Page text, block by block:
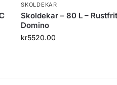
SKOLDEKAR
Skoldekar – 80 L –
Domino
kr5520.00